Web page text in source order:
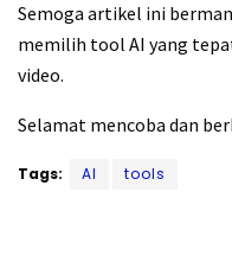
Semoga artikel ini
memilih tool AI yang
video.
Selamat mencoba dan
Tags: AI tools